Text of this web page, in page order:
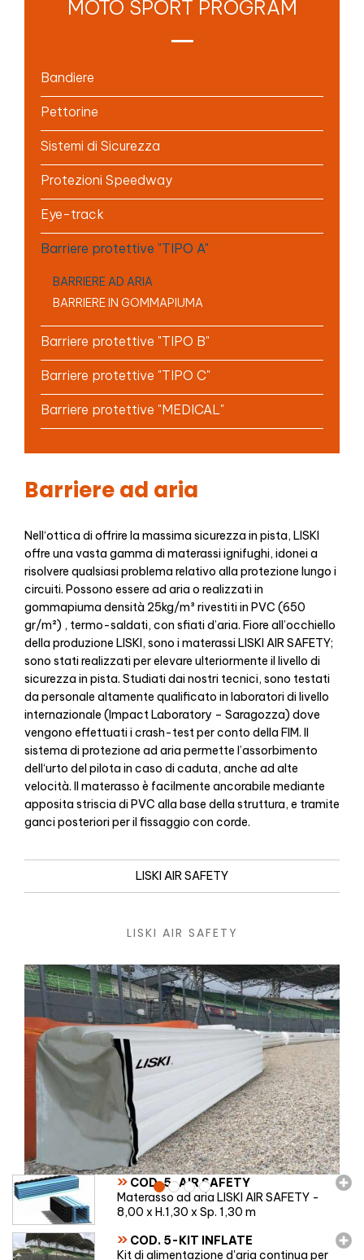
MOTO SPORT PROGRAM
Bandiere
Pettorine
Sistemi di Sicurezza
Protezioni Speedway
Eye-track
Barriere protettive "TIPO A"
BARRIERE AD ARIA
BARRIERE IN GOMMAPIUMA
Barriere protettive "TIPO B"
Barriere protettive "TIPO C"
Barriere protettive "MEDICAL"
Barriere ad aria
Nell‘ottica di offrire la massima sicurezza in pista, LISKI
offre una vasta gamma di materassi ignifughi, idonei a
risolvere qualsiasi problema relativo alla protezione lungo i
circuiti. Possono essere ad aria o realizzati in
gommapiuma densità 25kg/m³ rivestiti in PVC (650
gr/m²) , termo-saldati, con sfiati d’aria. Fiore all’occhiello
della produzione LISKI, sono i materassi LISKI AIR SAFETY;
sono stati realizzati per elevare ulteriormente il livello di
sicurezza in pista. Studiati dai nostri tecnici, sono testati
da personale altamente qualificato in laboratori di livello
internazionale (Impact Laboratory – Saragozza) dove
vengono effettuati i crash-test per conto della FIM. Il
sistema di protezione ad aria permette l’assorbimento
dell‘urto del pilota in caso di caduta, anche ad alte
velocità. Il materasso è facilmente ancorabile mediante
apposita striscia di PVC alla base della struttura, e tramite
ganci posteriori per il fissaggio con corde.
LISKI AIR SAFETY
LISKI AIR SAFETY
» COD. 5-AIR SAFETY
Materasso ad aria LISKI AIR SAFETY -
8,00 x H.1,30 x Sp. 1,30 m
» COD. 5-KIT INFLATE
Kit di alimentazione d'aria continua per